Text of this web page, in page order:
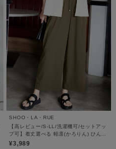
SHOO・LA・RUE
【高レビュー/S-LL/洗濯機可/セットアッ
プ可】着丈選べる 軽凛(かろりん) ひんや
りフラップイージーパンツ
¥3,989